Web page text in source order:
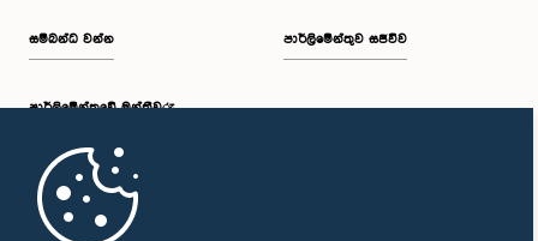
සම්බන්ධ වන්න
පාර්ලි‌මේන්තුවේ මන්ත්‍රීවරු
මුල් පිටුව
පාර්ලිමේන්තුව සජීවීව